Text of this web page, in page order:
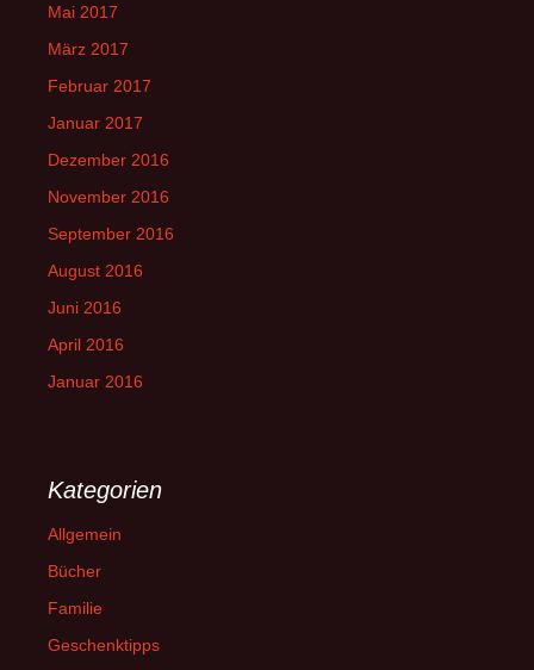
Mai 2017
März 2017
Februar 2017
Januar 2017
Dezember 2016
November 2016
September 2016
August 2016
Juni 2016
April 2016
Januar 2016
Kategorien
Allgemein
Bücher
Familie
Geschenktipps